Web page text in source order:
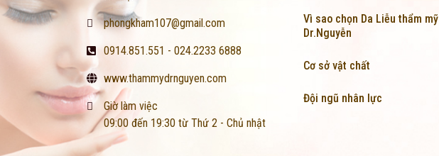
phongkham107@gmail.com
0914.851.551 - 024.2233 6888
www.thammydrnguyen.com
Giờ làm việc
09:00 đến 19:30 từ Thứ 2 - Chủ nhật
Vì sao chọn Da Liễu thẩm mỹ
Dr.Nguyễn
Cơ sở vật chất
Đội ngũ nhân lực